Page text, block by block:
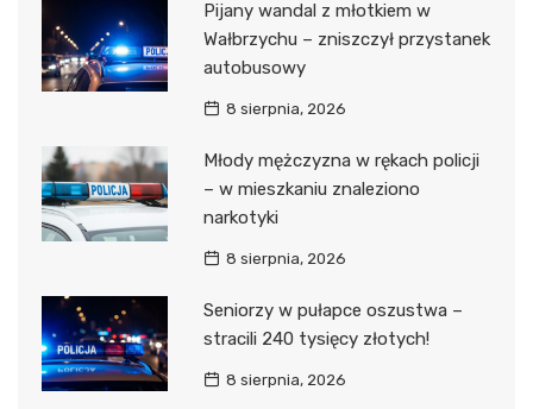
Pijany wandal z młotkiem w
Wałbrzychu – zniszczył przystanek
autobusowy
8 sierpnia, 2026
Młody mężczyzna w rękach policji
– w mieszkaniu znaleziono
narkotyki
8 sierpnia, 2026
Seniorzy w pułapce oszustwa –
stracili 240 tysięcy złotych!
8 sierpnia, 2026